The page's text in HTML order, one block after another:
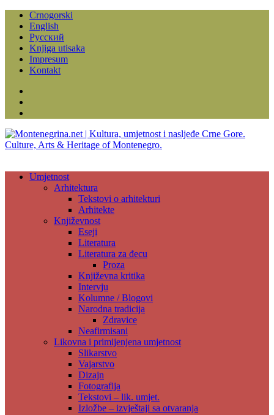
Crnogorski
English
Русский
Knjiga utisaka
Impresum
Kontakt
Umjetnost
Arhitektura
Tekstovi o arhitekturi
Arhitekte
Književnost
Eseji
Literatura
Literatura za đecu
Proza
Književna kritika
Intervju
Kolumne / Blogovi
Narodna tradicija
Zdravice
Neafirmisani
Likovna i primijenjena umjetnost
Slikarstvo
Vajarstvo
Dizajn
Fotografija
Tekstovi – lik. umjet.
Izložbe – izvještaji sa otvaranja